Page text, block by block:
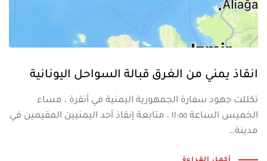
انقاذ يمني من الغرق قبالة السواحل اليونانية
تكللت جهود سفارة الجمهورية اليمنية في أنقرة ، مساء
الخميس الساعة ١١:٥٥ ، متابعة إنقاذ أحد اليمنيين المقيمين في
مدينة…